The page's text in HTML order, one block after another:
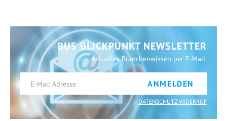
BUS BLICKPUNKT NEWSLETTER
Aktuelles Branchenwissen per E-Mail.
ANMELDEN
DATENSCHUTZ WIDERRUF